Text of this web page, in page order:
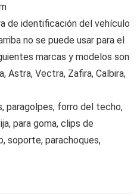
de identificación del vehículo
no se puede usar para el
marcas y modelos son
Astra, Vectra, Zafira, Calbira,
paragolpes, forro del techo,
para goma, clips de
soporte, parachoques,